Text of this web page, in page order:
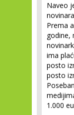
Naveo
Prema
godine,
ima
posto
posto
1.000